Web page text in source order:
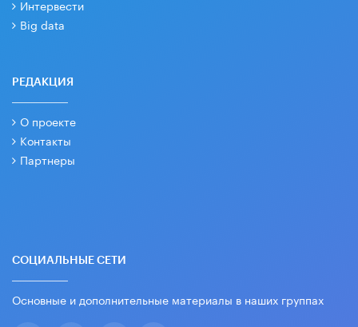
Интервести
Big data
РЕДАКЦИЯ
О проекте
Контакты
Партнеры
СОЦИАЛЬНЫЕ СЕТИ
Основные и дополнительные материалы в наших группах